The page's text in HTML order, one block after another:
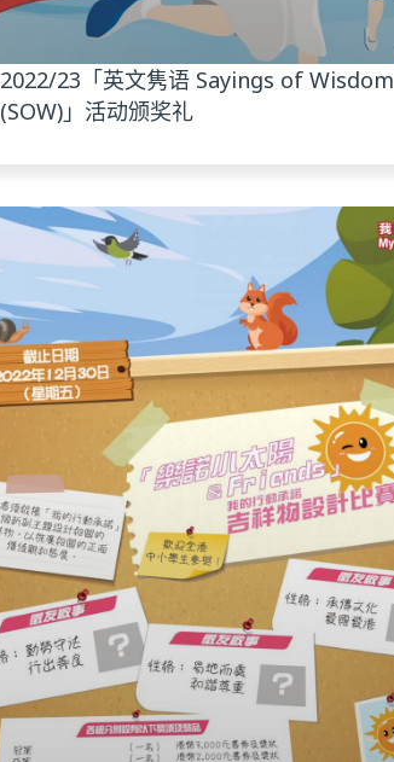
2022/23「英文隽语 Sayings of Wisdom
(SOW)」活动颁奖礼